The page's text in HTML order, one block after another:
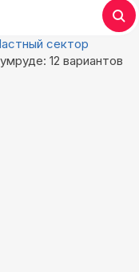
сектор
12 вариантов